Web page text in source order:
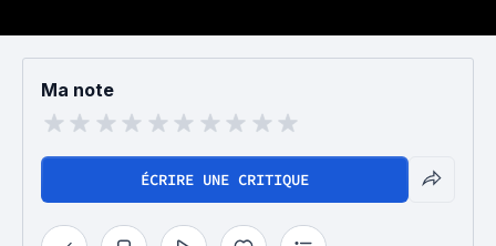
Ma note
ÉCRIRE UNE CRITIQUE